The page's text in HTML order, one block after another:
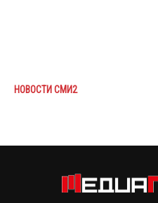
НОВОСТИ СМИ2